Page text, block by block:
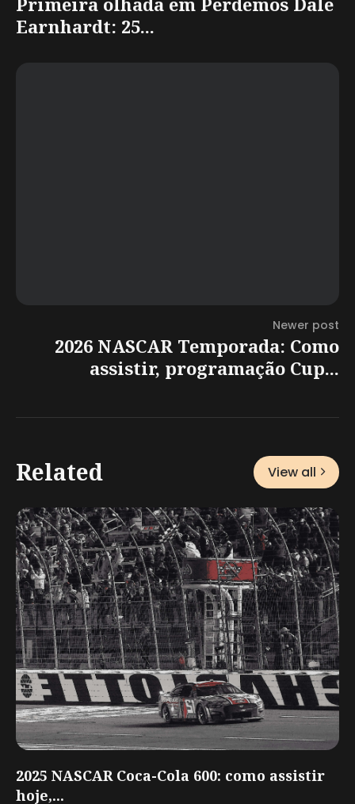
Earnhardt: 25...
Newer post
2026 NASCAR Temporada: Como
assistir, programação Cup...
Related View all
2025 NASCAR Coca-Cola 600: como assistir
hoje,...